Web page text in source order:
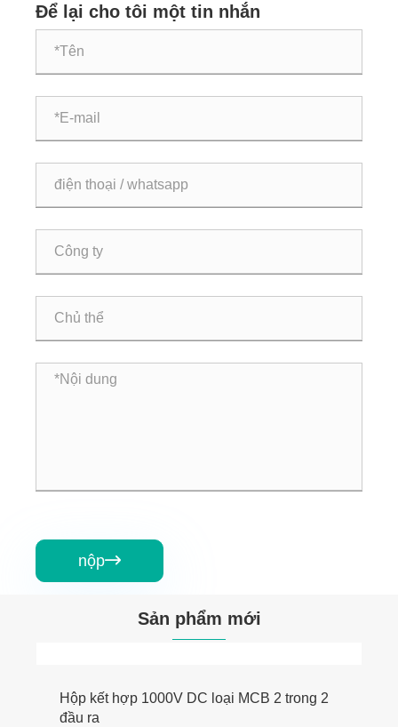
Để lại cho tôi một tin nhắn
nộp
Sản phẩm mới
Hộp kết hợp 1000V DC loại MCB 2 trong 2
đầu ra